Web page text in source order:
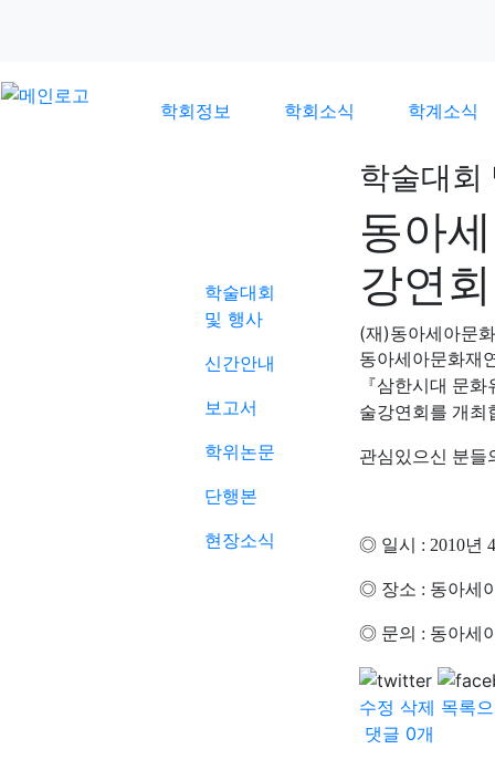
학회정보 학회소식 학계소식
학술대회
및 행사
신간안내
보고서
학위논문
단행본
현장소식
학술대회
동아
강연
(재)동아세아문
동아세아문화재
『삼한시대 문
술강연회를 개최
관심있으신 분들
◎ 일시 : 2010년
◎ 장소 : 동아세
◎ 문의 : 동아세
수정 삭제 목록
댓글 0개